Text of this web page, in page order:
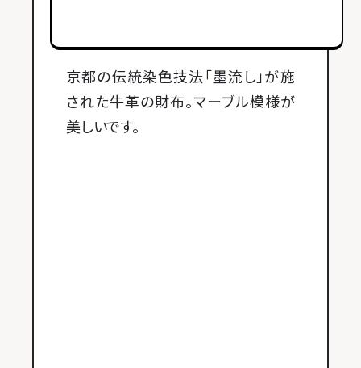
京都の伝統染色技法「墨流し」が施
された牛革の財布。マーブル模様が
美しいです。